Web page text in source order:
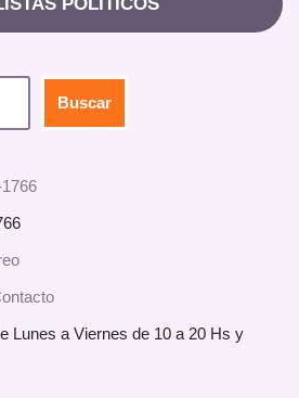
Buscar
Lunes a Viernes de 10 a 20 Hs y